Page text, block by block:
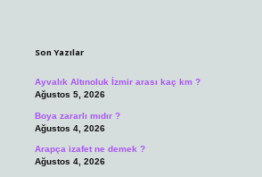
Son Yazılar
Ayvalık Altınoluk İzmir arası kaç km ?
Ağustos 5, 2026
Boya zararlı mıdır ?
Ağustos 4, 2026
Arapça izafet ne demek ?
Ağustos 4, 2026